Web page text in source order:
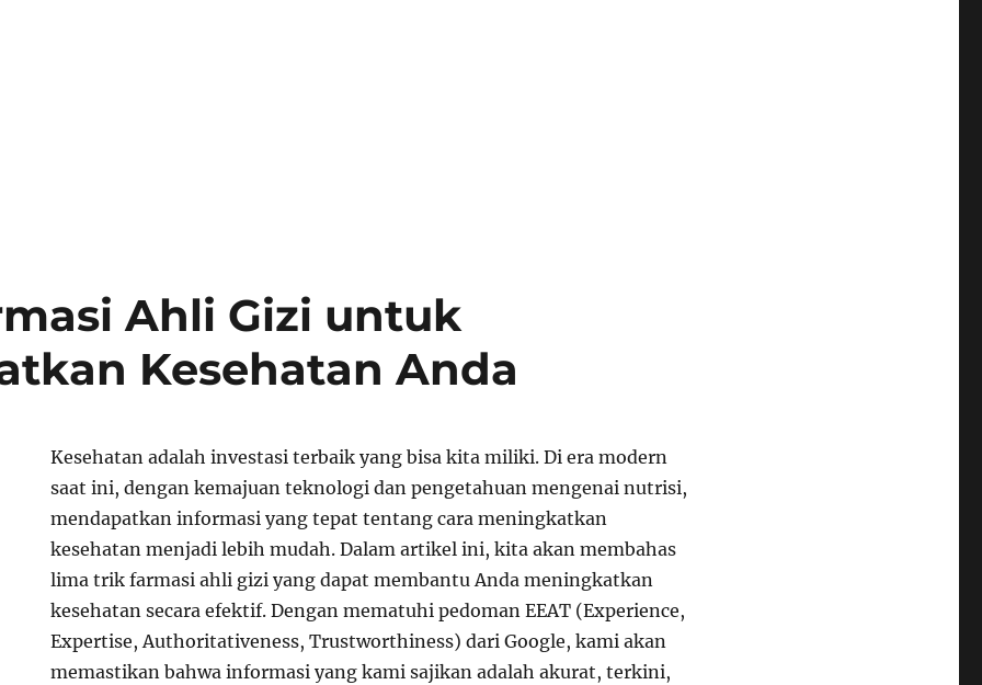
Ahli Gizi untuk
Kesehatan Anda
Kesehatan adalah investasi terbaik yang bisa kita miliki. Di era modern
saat ini, dengan kemajuan teknologi dan pengetahuan mengenai nutrisi,
mendapatkan informasi yang tepat tentang cara meningkatkan
kesehatan menjadi lebih mudah. Dalam artikel ini, kita akan membahas
lima trik farmasi ahli gizi yang dapat membantu Anda meningkatkan
kesehatan secara efektif. Dengan mematuhi pedoman EEAT (Experience,
Expertise, Authoritativeness, Trustworthiness) dari Google, kami akan
memastikan bahwa informasi yang kami sajikan adalah akurat, terkini,